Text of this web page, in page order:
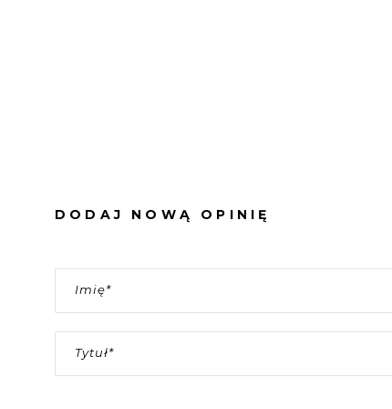
DODAJ NOWĄ OPINIĘ
Imię
Tytuł